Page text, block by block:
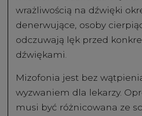
wrażliwością na dźwięki
denerwujące, osoby
odczuwają lęk przed
dźwiękami.
Mizofonia jest bez
wyzwaniem dla lekarzy.
musi być różnicowana ze